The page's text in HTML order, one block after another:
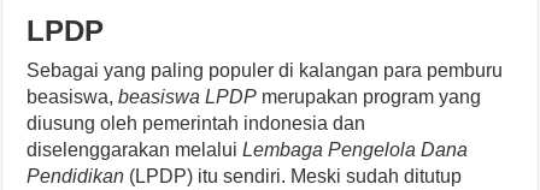
LPDP
Sebagai yang paling populer di kalangan para pemburu
beasiswa,beasiswa LPDP merupakan program yang
diusung oleh pemerintah indonesia dan
diselenggarakan melaluiLembaga Pengelola Dana
Pendidikan (LPDP) itu sendiri. Meski sudah ditutup